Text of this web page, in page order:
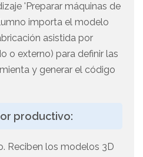
'Preparar máquinas de
importa el modelo
asistida por
o externo) para definir las
y generar el código
productivo:
Reciben los modelos 3D